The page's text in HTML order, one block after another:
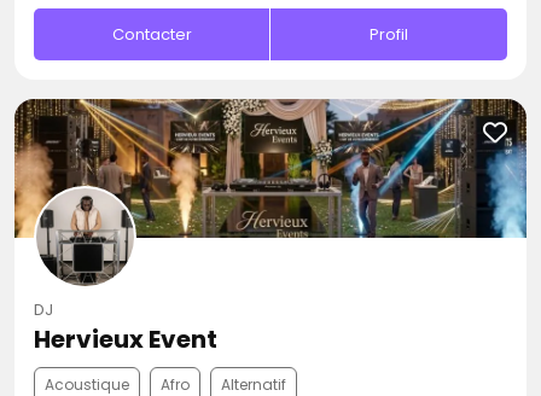
Contacter Profil
DJ
Hervieux Event
Acoustique Afro Alternatif